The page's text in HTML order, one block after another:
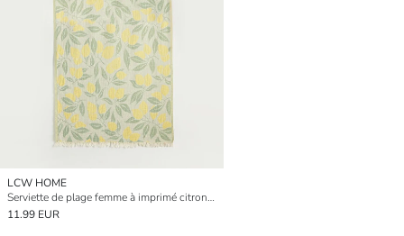
LCW HOME
Serviette de plage femme à imprimé citron 70x140 cm
11.99 EUR